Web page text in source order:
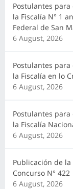
Postulantes
la Fiscalía N° 1
Federal de San
6 August, 2026
Postulantes
la Fiscalía en lo
6 August, 2026
Postulantes
la Fiscalía
6 August, 2026
Publicación de
Concurso N° 422
6 August, 2026